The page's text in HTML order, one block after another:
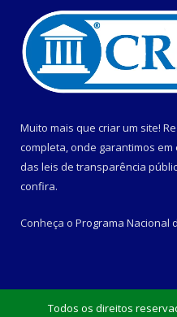
Muito mais que criar um site!
completa, onde garantimos
das leis de transparência
confira.
Conheça o Programa Nacional
Todos os direitos